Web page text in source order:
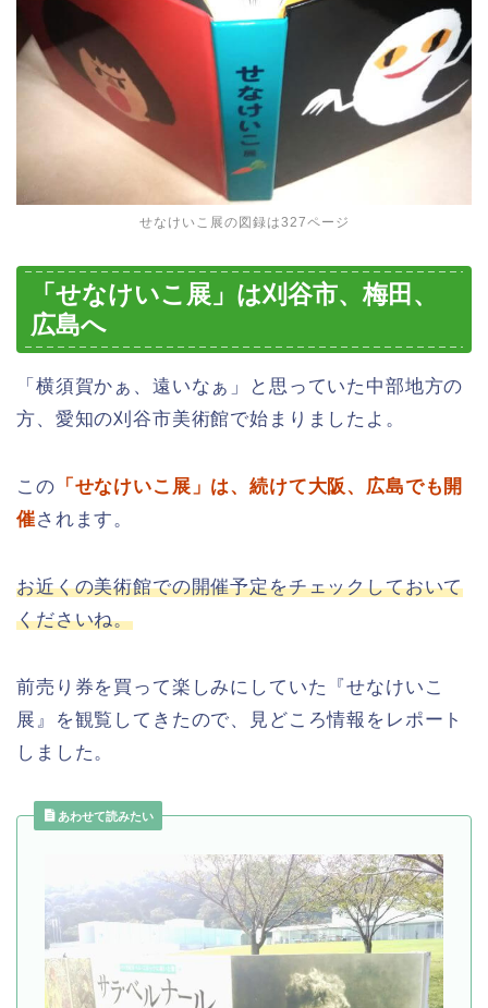
せなけいこ展の図録は327ページ
「せなけいこ展」は刈谷市、梅田、
広島へ
「横須賀かぁ、遠いなぁ」と思っていた中部地方の
方、愛知の刈谷市美術館で始まりましたよ。
この 「せなけいこ展」は、続けて大阪、広島でも開
催されます。
お近くの美術館での開催予定をチェックしておいて
くださいね。
前売り券を買って楽しみにしていた『せなけいこ
展』を観覧してきたので、見どころ情報をレポート
しました。
あわせて読みたい